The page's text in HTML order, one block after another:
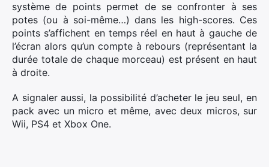
système de points permet de se confronter à ses
potes (ou à soi-même…) dans les high-scores. Ces
points s’affichent en temps réel en haut à gauche de
l’écran alors qu’un compte à rebours (représentant la
durée totale de chaque morceau) est présent en haut
à droite.
A signaler aussi, la possibilité d’acheter le jeu seul, en
pack avec un micro et même, avec deux micros, sur
Wii, PS4 et Xbox One.